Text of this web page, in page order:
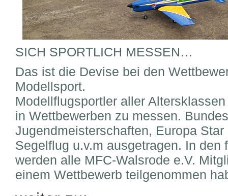
SICH SPORTLICH MESSEN…
Das ist die Devise bei den
Modellsport.
Modellflugsportler aller
in Wettbewerben zu messen.
Jugendmeisterschaften, Europa
Segelflug u.v.m ausgetragen. In den
werden alle MFC-Walsrode e.V.
einem Wettbewerb teilgenommen